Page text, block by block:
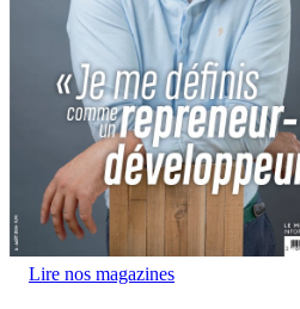
Lire nos magazines